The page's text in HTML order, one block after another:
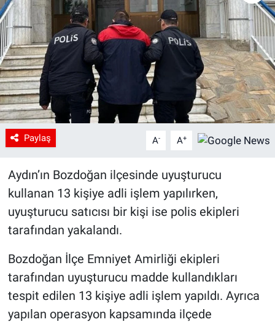
Paylaş A- A+
Aydın’ın Bozdoğan ilçesinde uyuşturucu
kullanan 13 kişiye adli işlem yapılırken,
uyuşturucu satıcısı bir kişi ise polis ekipleri
tarafından yakalandı.
Bozdoğan İlçe Emniyet Amirliği ekipleri
tarafından uyuşturucu madde kullandıkları
tespit edilen 13 kişiye adli işlem yapıldı. Ayrıca
yapılan operasyon kapsamında ilçede